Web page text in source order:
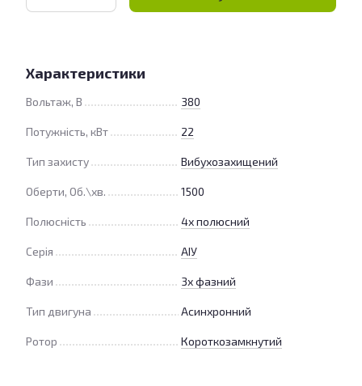
Характеристики
Вольтаж, В 380
Потужність, кВт 22
Тип захисту Вибухозахищений
Оберти, Об.\хв. 1500
Полюсність 4х полюсний
Серія АІУ
Фази 3х фазний
Тип двигуна Асинхронний
Ротор Короткозамкнутий